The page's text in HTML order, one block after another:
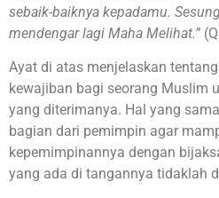
sebaik-baiknya kepadamu.
mendengar lagi Maha Melihat.”
Ayat di atas menjelaskan
kewajiban bagi seorang Muslim
yang diterimanya. Hal yang
bagian dari pemimpin agar
kepemimpinannya dengan
yang ada di tangannya tidaklah